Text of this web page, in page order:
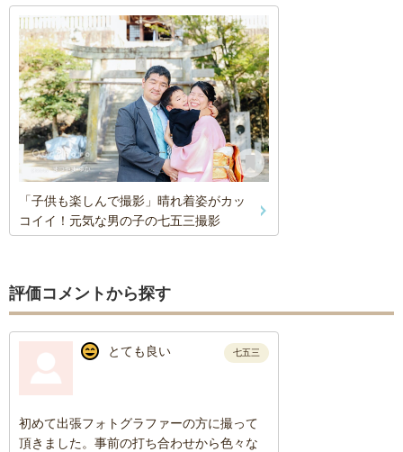
「子供も楽しんで撮影」晴れ着姿がカッ
コイイ！元気な男の子の七五三撮影
評価コメントから探す
とても良い 七五三
初めて出張フォトグラファーの方に撮って
頂きました。事前の打ち合わせから色々な